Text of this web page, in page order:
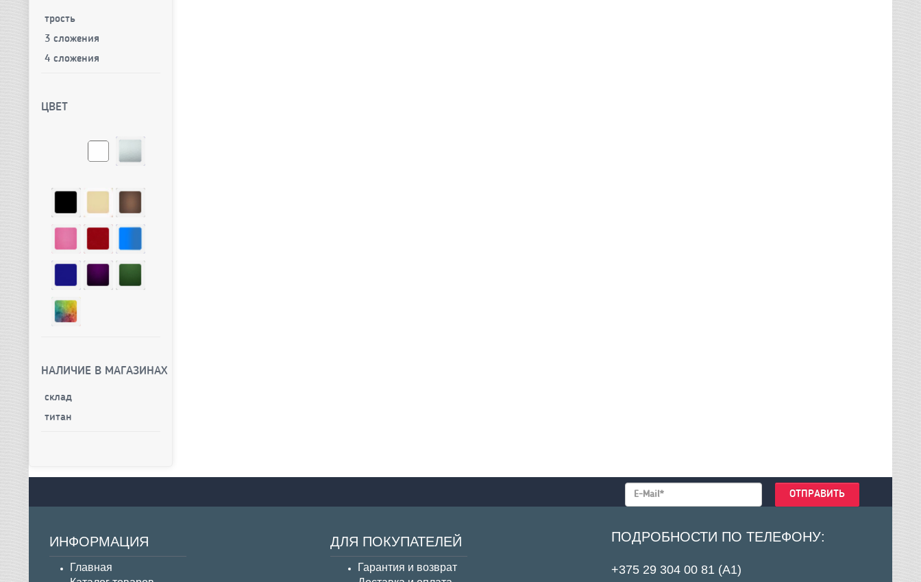
трость
3 сложения
4 сложения
ЦВЕТ
НАЛИЧИЕ В МАГАЗИНАХ
склад
титан
ИНФОРМАЦИЯ
Главная
ДЛЯ ПОКУПАТЕЛЕЙ
Гарантия и возврат
ПОДРОБНОСТИ ПО ТЕЛЕФОНУ:
+375 29 304 00 81 (А1)